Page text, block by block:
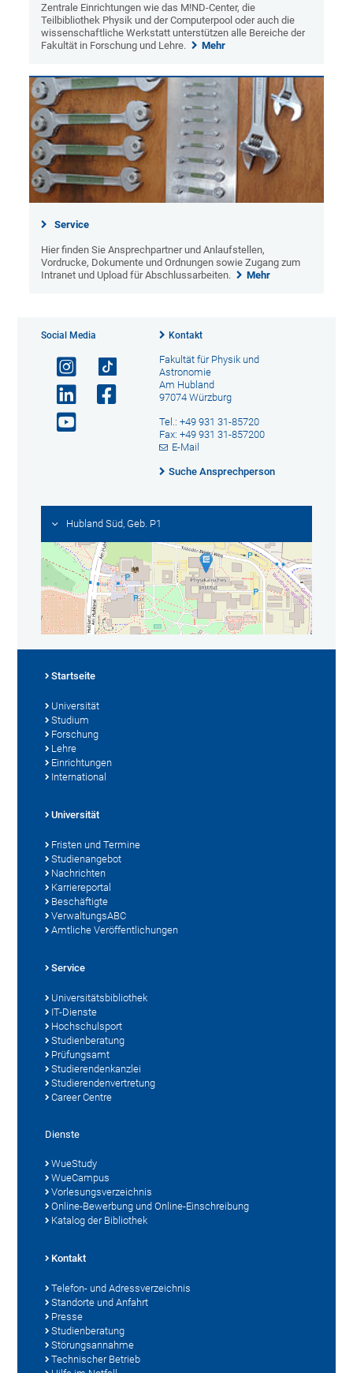
Zentrale Einrichtungen wie das M!ND-Center, die
Teilbibliothek Physik und der Computerpool oder auch die
wissenschaftliche Werkstatt unterstützen alle Bereiche der
Fakultät in Forschung und Lehre.
Mehr
Service
Hier finden Sie Ansprechpartner und Anlaufstellen,
Vordrucke, Dokumente und Ordnungen sowie Zugang zum
Intranet und Upload für Abschlussarbeiten.
Mehr
Social Media Kontakt
Fakultät für Physik und
Astronomie
Am Hubland
97074 Würzburg
Tel.: +49 931 31-85720
Fax: +49 931 31-857200
E-Mail
Suche Ansprechperson
Hubland Süd, Geb. P1
Startseite
Universität
Studium
Forschung
Lehre
Einrichtungen
International
Universität
Fristen und Termine
Studienangebot
Nachrichten
Karriereportal
Beschäftigte
VerwaltungsABC
Amtliche Veröffentlichungen
Service
Universitätsbibliothek
IT-Dienste
Hochschulsport
Studienberatung
Prüfungsamt
Studierendenkanzlei
Studierendenvertretung
Career Centre
Dienste
WueStudy
WueCampus
Vorlesungsverzeichnis
Online-Bewerbung und Online-Einschreibung
Katalog der Bibliothek
Kontakt
Telefon- und Adressverzeichnis
Standorte und Anfahrt
Presse
Studienberatung
Störungsannahme
Technischer Betrieb